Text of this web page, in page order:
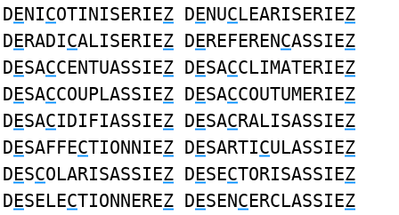
DENICOTINISERIEZ DENUCLEARISERIEZ
DERADICALISERIEZ DEREFERENCASSIEZ
DESACCENTUASSIEZ DESACCLIMATERIEZ
DESACCOUPLASSIEZ DESACCOUTUMERIEZ
DESACIDIFIASSIEZ DESACRALISASSIEZ
DESAFFECTIONNIEZ DESARTICULASSIEZ
DESCOLARISASSIEZ DESECTORISASSIEZ
DESELECTIONNEREZ DESENCERCLASSIEZ